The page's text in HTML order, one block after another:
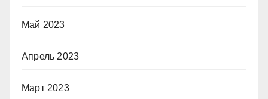
Май 2023
Апрель 2023
Март 2023